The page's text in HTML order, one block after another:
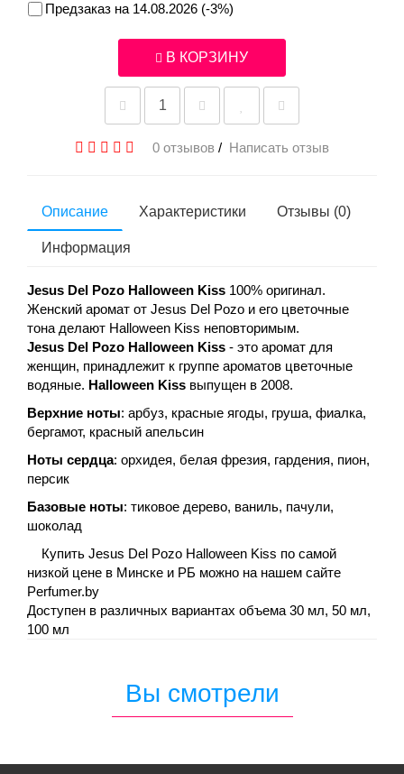
Предзаказ на 14.08.2026 (-3%)
В КОРЗИНУ
0 отзывов / Написать отзыв
Описание Характеристики Отзывы (0)
Информация
Jesus Del Pozo Halloween Kiss 100% оригинал.
Женский аромат от Jesus Del Pozo и его цветочные
тона делают Halloween Kiss неповторимым.
Jesus Del Pozo Halloween Kiss - это аромат для
женщин, принадлежит к группе ароматов цветочные
водяные. Halloween Kiss выпущен в 2008.
Верхние ноты: арбуз, красные ягоды, груша, фиалка,
бергамот, красный апельсин
Ноты сердца: орхидея, белая фрезия, гардения, пион,
персик
Базовые ноты: тиковое дерево, ваниль, пачули,
шоколад
Купить Jesus Del Pozo Halloween Kiss по самой
низкой цене в Минске и РБ можно на нашем сайте
Perfumer.by
Доступен в различных вариантах объема 30 мл, 50 мл,
100 мл
Вы смотрели